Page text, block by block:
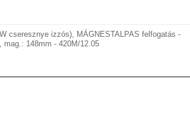
cseresznye izzós), MÁGNESTALPAS felfogatás -
148mm - 420M/12.05